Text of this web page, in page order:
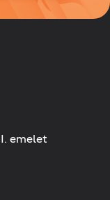
emelet